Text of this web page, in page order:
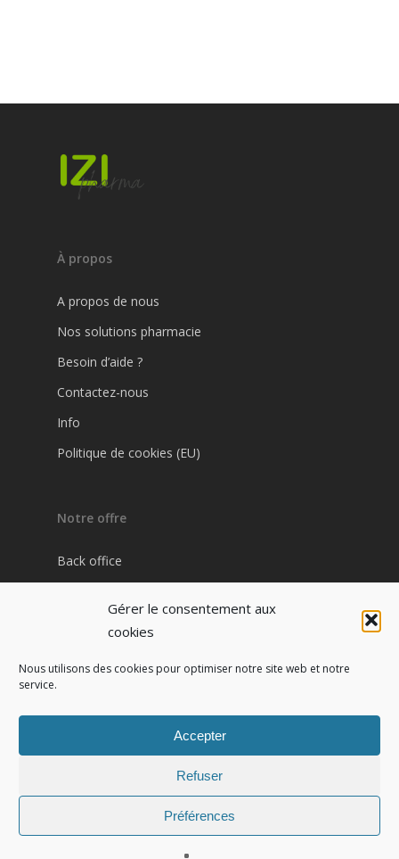
Gérer le consentement aux
cookies
Nous utilisons des cookies pour optimiser notre site web et notre
service.
Accepter
Refuser
Préférences
À propos
A propos de nous
Nos solutions pharmacie
Besoin d’aide ?
Contactez-nous
Info
Politique de cookies (EU)
Notre offre
Back office
Tel : 04 91 54 91 52